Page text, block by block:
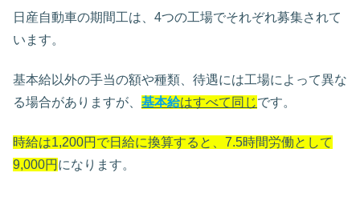
日産自動車の期間工は、4つの工場でそれぞれ募集されて
います。
基本給以外の手当の額や種類、待遇には工場によって異な
る場合がありますが、 基本給はすべて同じです。
時給は1,200円で日給に換算すると、7.5時間労働として
9,000円 になります。